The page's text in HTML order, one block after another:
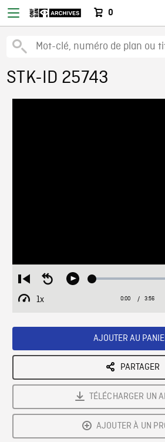
0
STK-ID 25743
Restart
from
beginning
Seek
Play Loaded:
1x
Playback
Current
0:00 / 3:56
AJOUTER AU
PARTAGER
TÉLÉCHARGER UN
AJOUTER À UN